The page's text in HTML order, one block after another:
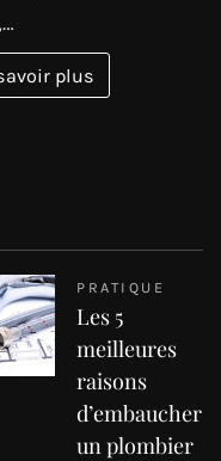
plus
PRATIQUE
Les 5
meilleures
raisons
d’embaucher
un plombier